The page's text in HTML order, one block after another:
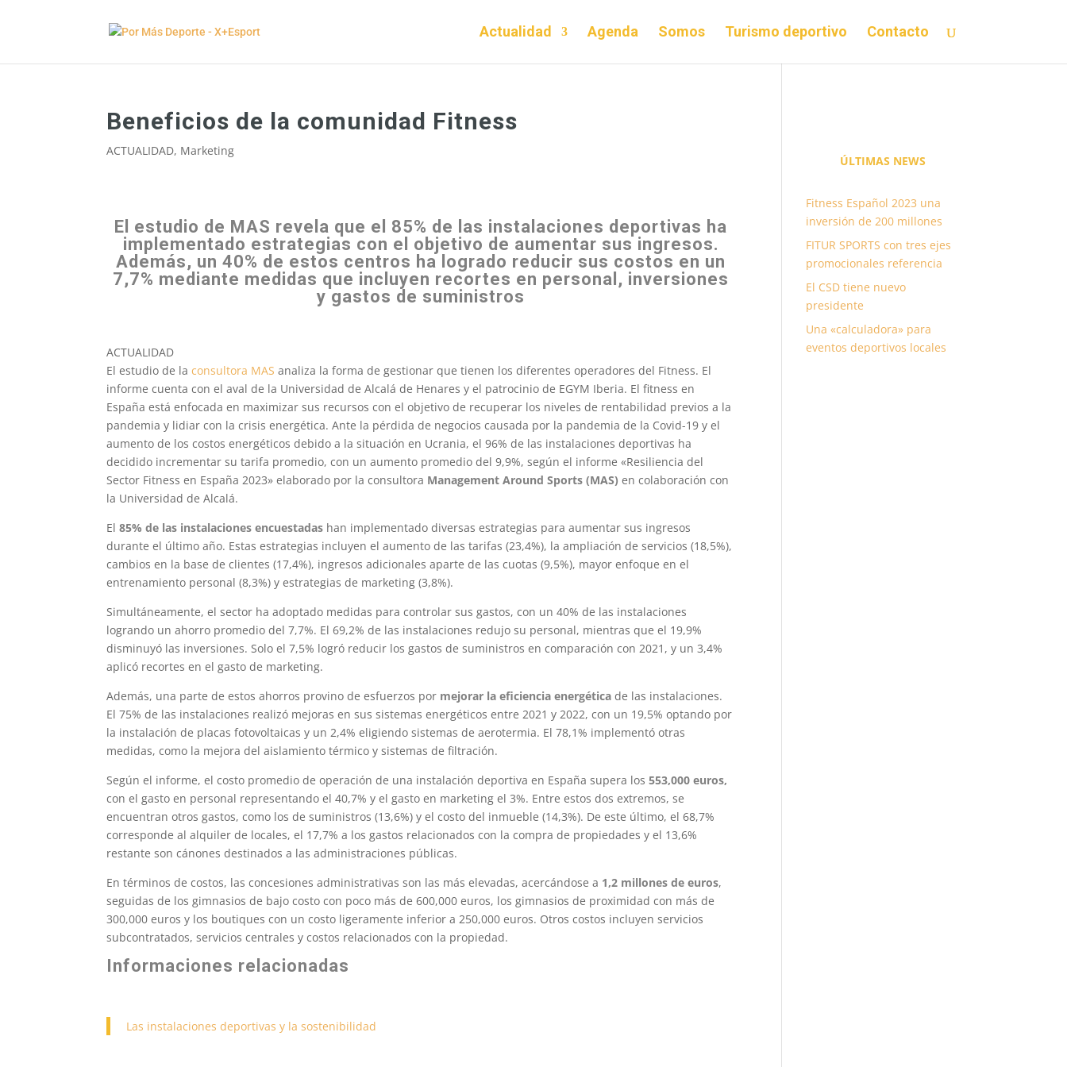
Actualidad Agenda Somos Turismo deportivo Contacto
Beneficios de la comunidad Fitness
ACTUALIDAD, Marketing
El estudio de MAS revela que el 85% de las instalaciones deportivas ha
implementado estrategias con el objetivo de aumentar sus ingresos.
Además, un 40% de estos centros ha logrado reducir sus costos en un
7,7% mediante medidas que incluyen recortes en personal, inversiones
y gastos de suministros
ACTUALIDAD
El estudio de laconsultora MAS analiza la forma de gestionar que tienen los diferentes operadores del Fitness. El
informe cuenta con el aval de la Universidad de Alcalá de Henares y el patrocinio de EGYM Iberia. El fitness en
España está enfocada en maximizar sus recursos con el objetivo de recuperar los niveles de rentabilidad previos a la
pandemia y lidiar con la crisis energética. Ante la pérdida de negocios causada por la pandemia de la Covid-19 y el
aumento de los costos energéticos debido a la situación en Ucrania, el 96% de las instalaciones deportivas ha
decidido incrementar su tarifa promedio, con un aumento promedio del 9,9%, según el informe «Resiliencia del
Sector Fitness en España 2023» elaborado por la consultora Management Around Sports (MAS) en colaboración con
la Universidad de Alcalá.
El 85% de las instalaciones encuestadas han implementado diversas estrategias para aumentar sus ingresos
durante el último año. Estas estrategias incluyen el aumento de las tarifas (23,4%), la ampliación de servicios (18,5%),
cambios en la base de clientes (17,4%), ingresos adicionales aparte de las cuotas (9,5%), mayor enfoque en el
entrenamiento personal (8,3%) y estrategias de marketing (3,8%).
Simultáneamente, el sector ha adoptado medidas para controlar sus gastos, con un 40% de las instalaciones
logrando un ahorro promedio del 7,7%. El 69,2% de las instalaciones redujo su personal, mientras que el 19,9%
disminuyó las inversiones. Solo el 7,5% logró reducir los gastos de suministros en comparación con 2021, y un 3,4%
aplicó recortes en el gasto de marketing.
Además, una parte de estos ahorros provino de esfuerzos por mejorar la eficiencia energética de las instalaciones.
El 75% de las instalaciones realizó mejoras en sus sistemas energéticos entre 2021 y 2022, con un 19,5% optando por
la instalación de placas fotovoltaicas y un 2,4% eligiendo sistemas de aerotermia. El 78,1% implementó otras
medidas, como la mejora del aislamiento térmico y sistemas de filtración.
Según el informe, el costo promedio de operación de una instalación deportiva en España supera los 553,000 euros,
con el gasto en personal representando el 40,7% y el gasto en marketing el 3%. Entre estos dos extremos, se
encuentran otros gastos, como los de suministros (13,6%) y el costo del inmueble (14,3%). De este último, el 68,7%
corresponde al alquiler de locales, el 17,7% a los gastos relacionados con la compra de propiedades y el 13,6%
restante son cánones destinados a las administraciones públicas.
En términos de costos, las concesiones administrativas son las más elevadas, acercándose a 1,2 millones de euros,
seguidas de los gimnasios de bajo costo con poco más de 600,000 euros, los gimnasios de proximidad con más de
300,000 euros y los boutiques con un costo ligeramente inferior a 250,000 euros. Otros costos incluyen servicios
subcontratados, servicios centrales y costos relacionados con la propiedad.
Informaciones relacionadas
Las instalaciones deportivas y la sostenibilidad
ÚLTIMAS NEWS
Fitness Español 2023 una
inversión de 200 millones
FITUR SPORTS con tres ejes
promocionales referencia
El CSD tiene nuevo
presidente
Una «calculadora» para
eventos deportivos locales